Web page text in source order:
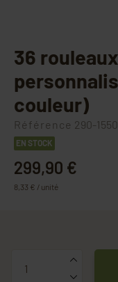
36
couleur)
Référence 290-1550
EN STOCK
299,90 €
8,33 € / unité